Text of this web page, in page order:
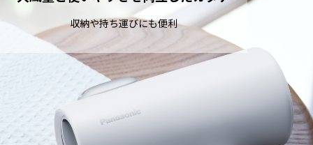
収納や持ち運びにも便利